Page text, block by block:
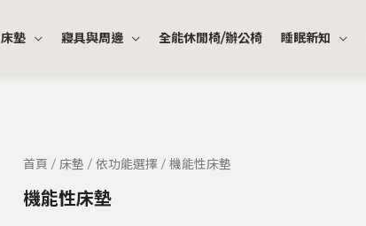
床墊 寢具與周邊 全能休閒椅/辦公椅 睡眠新知
首頁 / 床墊 / 依功能選擇 / 機能性床墊
機能性床墊